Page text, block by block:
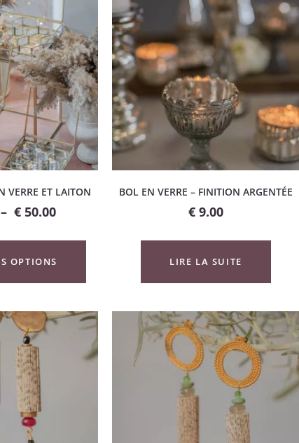
VERRE ET LAITON
– €50.00
OPTIONS
BOL EN VERRE – FINITION ARGENTÉE
€9.00
LIRE LA SUITE